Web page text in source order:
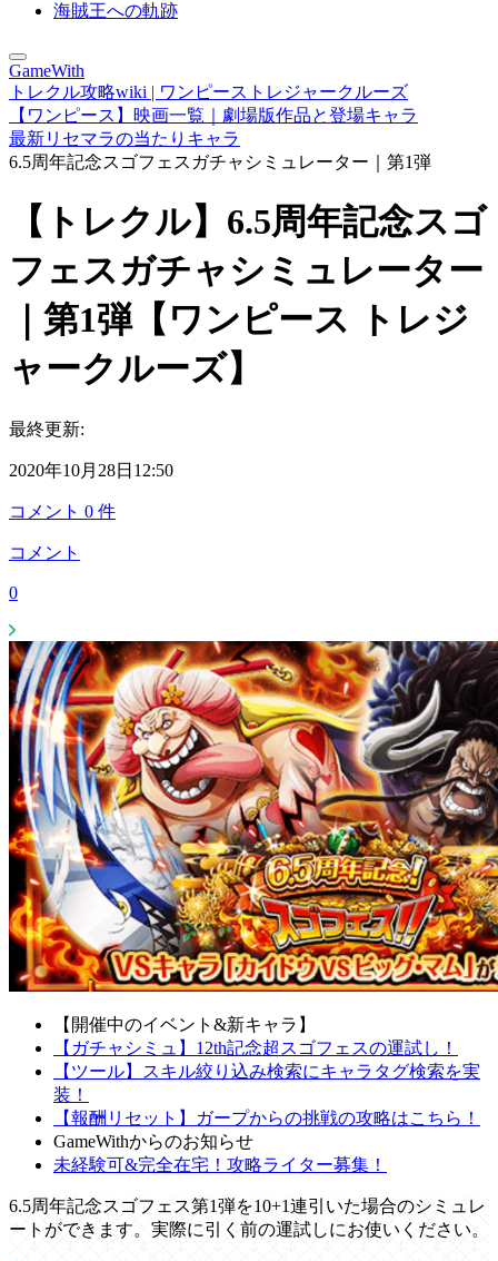
海賊王への軌跡
GameWith
トレクル攻略wiki | ワンピーストレジャークルーズ
【ワンピース】映画一覧｜劇場版作品と登場キャラ
最新リセマラの当たりキャラ
6.5周年記念スゴフェスガチャシミュレーター｜第1弾
【トレクル】6.5周年記念スゴ
フェスガチャシミュレーター
｜第1弾【ワンピース トレジ
ャークルーズ】
最終更新:
2020年10月28日12:50
コメント 0 件
コメント
0
【開催中のイベント&新キャラ】
【ガチャシミュ】12th記念超スゴフェスの運試し！
【ツール】スキル絞り込み検索にキャラタグ検索を実
装！
【報酬リセット】ガープからの挑戦の攻略はこちら！
GameWithからのお知らせ
未経験可&完全在宅！攻略ライター募集！
6.5周年記念スゴフェス第1弾を10+1連引いた場合のシミュレ
ートができます。実際に引く前の運試しにお使いください。